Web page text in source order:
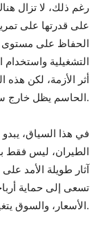
رغم ذلك، لا تزال
على قدرتها على
الحفاظ على مستوى
التشغيلية
أثر الأزمة، لكن هذه
الحاسم يظل خارج سيطرة الشركات، وهو سعر الوقود.
الطيران، ليس فقط
آثار طويلة الأمد
تسعى إلى حماية
الأسعار، والسوق يتغير تحت ضغط عوامل خارجية.